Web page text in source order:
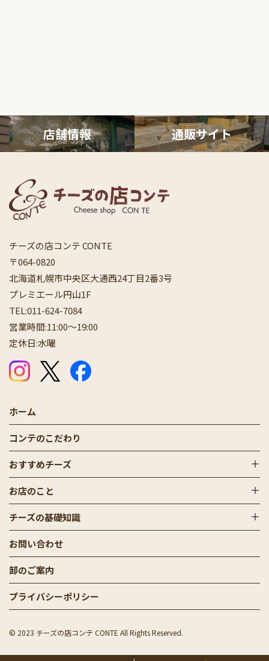
店舗情報 通販サイト
チーズの店コンテ CONTE
〒064-0820
北海道札幌市中央区大通西24丁目2番3号
プレミエール円山1F
TEL:011-624-7084
営業時間:11:00〜19:00
定休日:水曜
公式Instagram公式X（Twitter）
ホーム
コンテのこだわり
おすすめチーズ
お店のこと
チーズの基礎知識
お問い合わせ
卸のご案内
プライバシーポリシー
© 2023 チーズの店コンテ CONTE All Rights Reserved.